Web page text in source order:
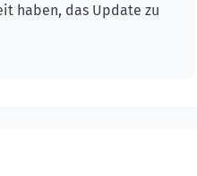
haben, das Update zu